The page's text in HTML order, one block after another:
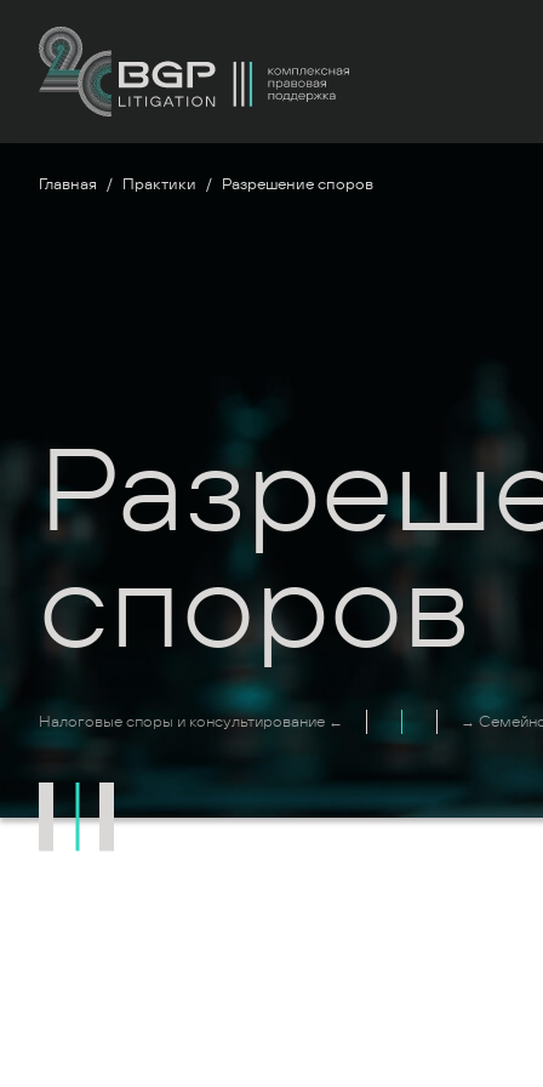
Главная Практики Разрешение споров
споров
Налоговые споры и консультирование ← →